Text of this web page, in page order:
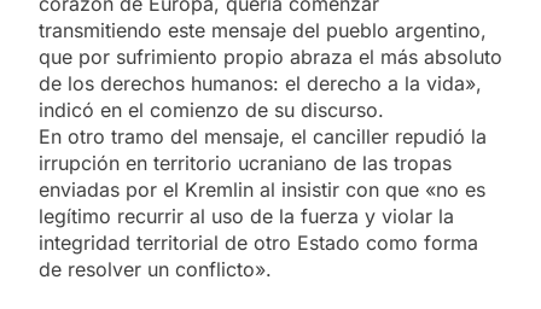
transmitiendo este mensaje del pueblo argentino,
que por sufrimiento propio abraza el más absoluto
de los derechos humanos: el derecho a la vida»,
indicó en el comienzo de su discurso.
En otro tramo del mensaje, el canciller repudió la
irrupción en territorio ucraniano de las tropas
enviadas por el Kremlin al insistir con que «no es
legítimo recurrir al uso de la fuerza y violar la
integridad territorial de otro Estado como forma
de resolver un conflicto».